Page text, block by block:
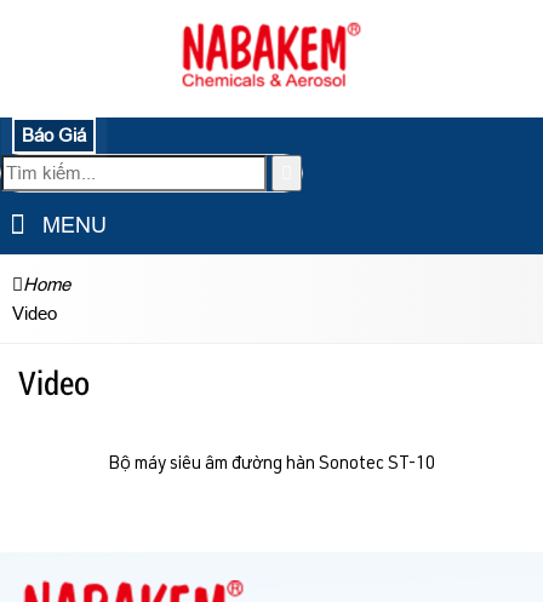
Báo Giá
MENU
Home
Video
Video
Bộ máy siêu âm đường hàn Sonotec ST-10